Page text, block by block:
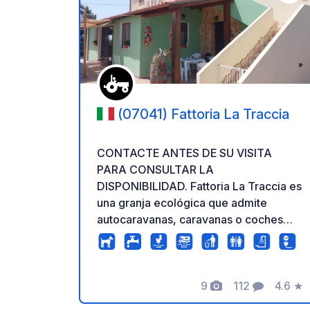
(07041) Fattoria La Traccia
CONTACTE ANTES DE SU VISITA
PARA CONSULTAR LA
DISPONIBILIDAD. Fattoria La Traccia es
una granja ecológica que admite
autocaravanas, caravanas o coches
con tiendas de campaña para
huéspedes que deseen utilizar el
menos una noche. El agrocamping es
ideal para quienes buscan un lugar
9
Fotos
112
Comentarios
4.6 ★